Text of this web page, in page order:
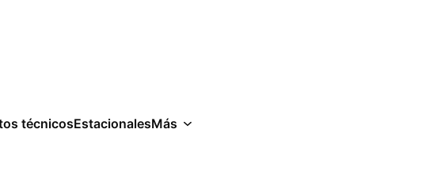
técnicosEstacionalesMás